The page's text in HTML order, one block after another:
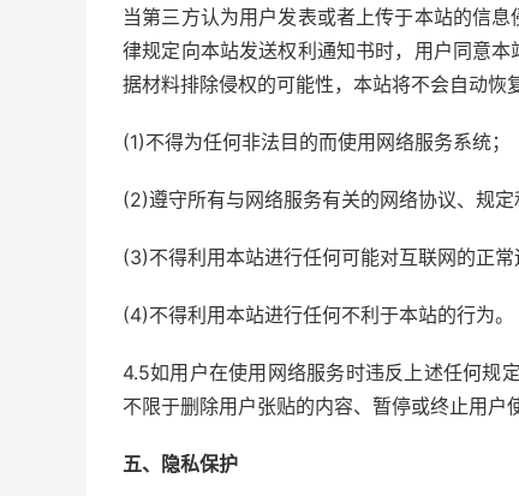
当第三方认为用户发表或者上传于本站的信
律规定向本站发送权利通知书时，用户同意
据材料排除侵权的可能性，本站将不会自动恢
(1)不得为任何非法目的而使用网络服务系统；
(2)遵守所有与网络服务有关的网络协议、规定
(3)不得利用本站进行任何可能对互联网的正常
(4)不得利用本站进行任何不利于本站的行为。
4.5如用户在使用网络服务时违反上述任何规
不限于删除用户张贴的内容、暂停或终止用户
五、隐私保护